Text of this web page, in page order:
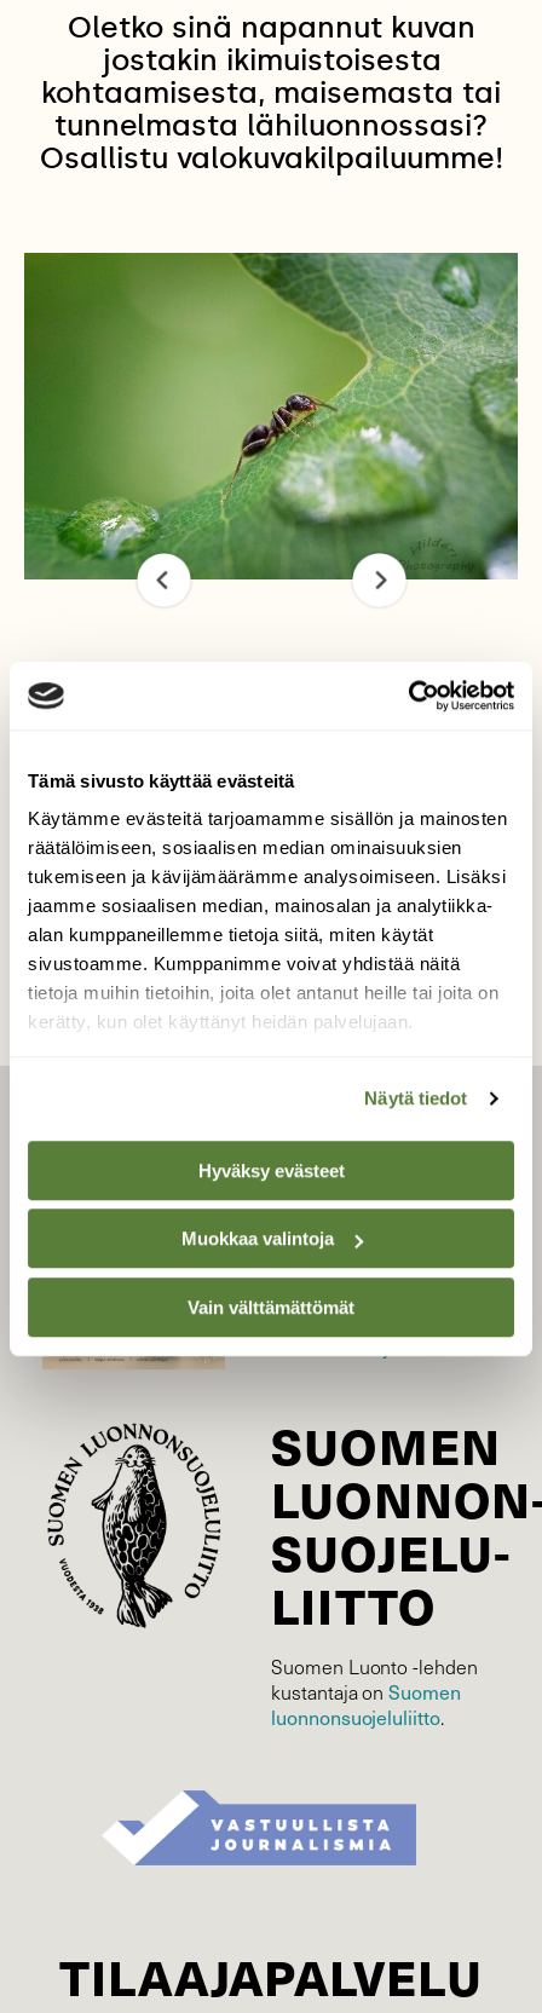
Tämä sivusto käyttää evästeitä
Käytämme evästeitä tarjoamamme sisällön ja mainosten
räätälöimiseen, sosiaalisen median ominaisuuksien
tukemiseen ja kävijämäärämme analysoimiseen. Lisäksi
jaamme sosiaalisen median, mainosalan ja analytiikka-
alan kumppaneillemme tietoja siitä, miten käytät
sivustoamme. Kumppanimme voivat yhdistää näitä
tietoja muihin tietoihin, joita olet antanut heille tai joita on
kerätty, kun olet käyttänyt heidän palvelujaan.
Näytä tiedot
Hyväksy evästeet
Muokkaa valintoja
Vain välttämättömät
Oletko sinä napannut kuvan
jostakin ikimuistoisesta
kohtaamisesta, maisemasta tai
tunnelmasta lähiluonnossasi?
Osallistu valokuvakilpailuumme!
Pieni on kaunista
Kuvaaja: Pia Hildén
Kilpailun etusivulle
LEHTI
Uusin lehti
Tilaa Suomen Luonto
Tilaa digilukuoikeus
Äänestä parasta juttua
Tilaa uutiskirje
SUOMEN
SUOJELU­
LIITTO
Suomen Luonto -lehden
kustantaja onSuomen
luonnonsuojelu­liitto.
TILAAJAPALVELU